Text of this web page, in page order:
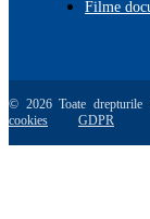
Filme
© 2026 Toate
cookies
GDPR